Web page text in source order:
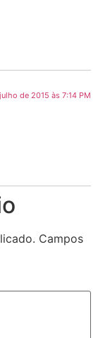
de 2015 às 7:14 PM
Campos